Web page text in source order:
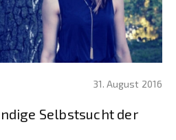
31. August 2016
Selbstsucht der